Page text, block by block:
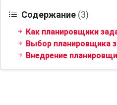
Содержание (3)
Как планировщики
Выбор планировщика
Внедрение